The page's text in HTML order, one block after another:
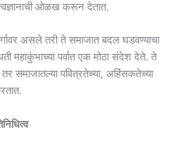
ओळख करून देतात.
असले तरी ते समाजात बदल घडवण्याचा
महाकुंभाच्या पर्वात एक मोठा संदेश देते. ते
समाजातल्या पवित्रतेच्या, अहिंसकतेच्या